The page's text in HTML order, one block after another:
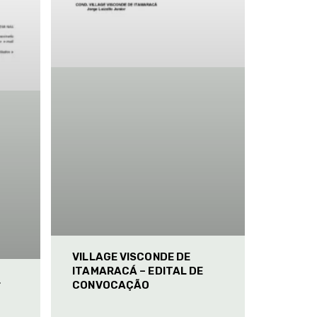
VILLAGE VISCONDE DE
ITAMARACÁ – EDITAL DE
CONVOCAÇÃO